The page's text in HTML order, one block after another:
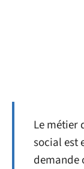
Le métier
social est
demande